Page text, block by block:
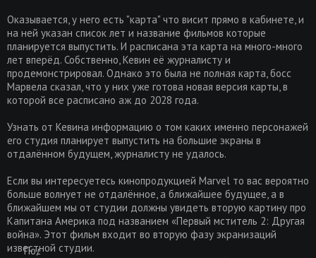
Оказывается, у него есть "карта" что висит прямо в кабинете, и
на ней указан список лет и название фильмов которые
планируется выпустить. И расписана эта карта на много-много
лет вперёд. Собственно, Кевин её журналисту и
продемонстрировал. Однако это была не полная карта, босс
Марвела сказал, что у них уже готова новая версия карты, в
которой все расписано аж до 2028 года.
Узнать от Кевина информацию о том каких именно персонажей
его студия планирует выпустить на большие экраны в
отдалённом будущем, журналисту не удалось.
Если вы интересуетесь кинопродукцией Marvel то вас вероятно
больше волнует не отдалённое, а ближайшее будущее, а в
ближайшем мы от студии должны увидеть вторую картину про
Капитана Америка под названием «Первый мститель 2: Другая
война». Этот фильм входит во вторую фазу экранизаций
известной студии.
Поделиться